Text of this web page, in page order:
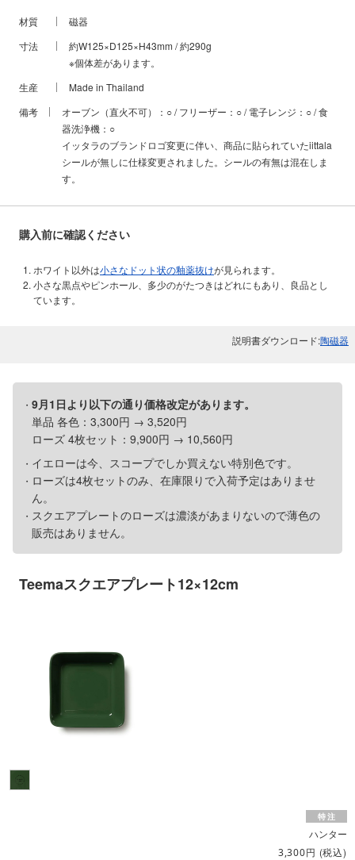
材質
磁器
寸法
約W125×D125×H43mm / 約290g
※個体差があります。
生産
Made in Thailand
備考
オーブン（直火不可）：○ / フリーザー：○ / 電子レンジ：○ / 食
器洗浄機：○
イッタラのブランドロゴ変更に伴い、商品に貼られていたiittala
シールが無しに仕様変更されました。シールの有無は混在しま
す。
購入前に確認ください
ホワイト以外は小さなドット状の釉薬抜けが見られます。
小さな黒点やピンホール、多少のがたつきはどれにもあり、良品とし
ています。
説明書ダウンロード:陶磁器
9月1日より以下の通り価格改定があります。
単品 各色：3,300円 → 3,520円
ローズ 4枚セット：9,900円 → 10,560円
イエローは今、スコープでしか買えない特別色です。
ローズは4枚セットのみ、在庫限りで入荷予定はありませ
ん。
スクエアプレートのローズは濃淡があまりないので薄色の
販売はありません。
Teemaスクエアプレート12×12cm
ハンター
3,300円 (税込)